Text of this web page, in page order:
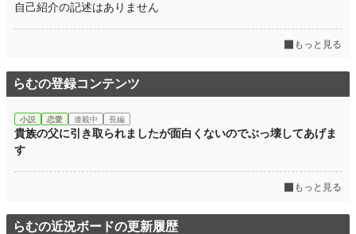
自己紹介の記述はありません
もっと見る
らむの登録コンテンツ
小説 恋愛 連載中 長編
貴族の父に引き取られましたが面白くないのでぶっ壊してあげま
す
もっと見る
らむの近況ボードの更新履歴